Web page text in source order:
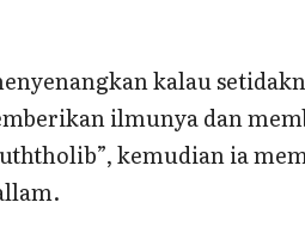
kalau
ilmunya dan
kemudian ia